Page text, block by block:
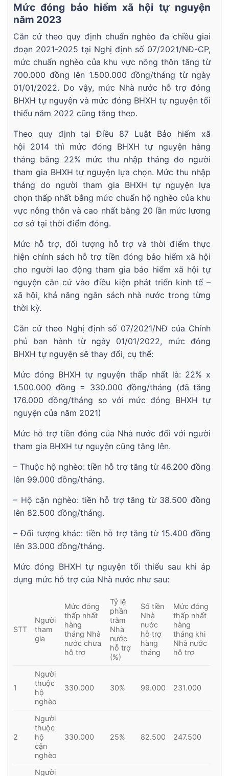
Mức đóng bảo hiểm xã hội tự nguyện
năm 2023
Căn cứ theo quy định chuẩn nghèo đa chiều giai
đoạn 2021-2025 tại Nghị định số 07/2021/NĐ-CP,
mức chuẩn nghèo của khu vực nông thôn tăng từ
700.000 đồng lên 1.500.000 đồng/tháng từ ngày
01/01/2022. Do vậy, mức Nhà nước hỗ trợ đóng
BHXH tự nguyện và mức đóng BHXH tự nguyện tối
thiểu năm 2022 cũng tăng theo.
Theo quy định tại Điều 87 Luật Bảo hiểm xã
hội 2014 thì mức đóng BHXH tự nguyện hàng
tháng bằng 22% mức thu nhập tháng do người
tham gia BHXH tự nguyện lựa chọn. Mức thu nhập
tháng do người tham gia BHXH tự nguyện lựa
chọn thấp nhất bằng mức chuẩn hộ nghèo của khu
vực nông thôn và cao nhất bằng 20 lần mức lương
cơ sở tại thời điểm đóng.
Mức hỗ trợ, đối tượng hỗ trợ và thời điểm thực
hiện chính sách hỗ trợ tiền đóng bảo hiểm xã hội
cho người lao động tham gia bảo hiểm xã hội tự
nguyện căn cứ vào điều kiện phát triển kinh tế –
xã hội, khả năng ngân sách nhà nước trong từng
thời kỳ.
Căn cứ theo Nghị định số 07/2021/NĐ của Chính
phủ ban hành từ ngày 01/01/2022, mức đóng
BHXH tự nguyện sẽ thay đổi, cụ thể:
Mức đóng BHXH tự nguyện thấp nhất là: 22% x
1.500.000 đồng = 330.000 đồng/tháng (đã tăng
176.000 đồng/tháng so với mức đóng BHXH tự
nguyện của năm 2021)
Mức hỗ trợ tiền đóng của Nhà nước đối với người
tham gia BHXH tự nguyện cũng tăng lên.
– Thuộc hộ nghèo: tiền hỗ trợ tăng từ 46.200 đồng
lên 99.000 đồng/tháng.
– Hộ cận nghèo: tiền hỗ trợ tăng từ 38.500 đồng
lên 82.500 đồng/tháng.
– Đối tượng khác: tiền hỗ trợ tăng từ 15.400 đồng
lên 33.000 đồng/tháng.
Mức đóng BHXH tự nguyện tối thiểu sau khi áp
dụng mức hỗ trợ của Nhà nước như sau:
STT
Người
tham
gia
Mức đóng
thấp nhất
hàng
tháng Nhà
nước chưa
hỗ trợ
Tỷ lệ
phần
trăm
Nhà
nước
hỗ trợ
(%)
Số tiền
Nhà
nước
hỗ trợ
hàng
tháng
Mức đóng
thấp nhất
hàng
tháng khi
Nhà nước
hỗ trợ
1
Người
thuộc
hộ
nghèo
330.000 30% 99.000 231.000
2
Người
thuộc
hộ
cận
nghèo
330.000 25% 82.500 247.500
Người